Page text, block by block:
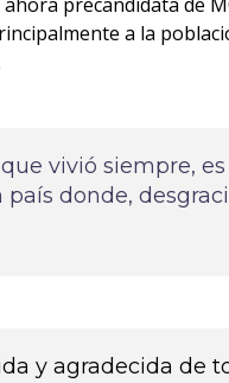
a la
vivió siempre,
donde,
y agradecida de